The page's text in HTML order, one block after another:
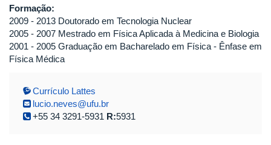
Formação:
2009 - 2013 Doutorado em Tecnologia Nuclear
2005 - 2007 Mestrado em Física Aplicada à Medicina e Biologia
2001 - 2005 Graduação em Bacharelado em Física - Ênfase em
Física Médica
Currículo Lattes
lucio.neves@ufu.br
+55 34 3291-5931 R:5931